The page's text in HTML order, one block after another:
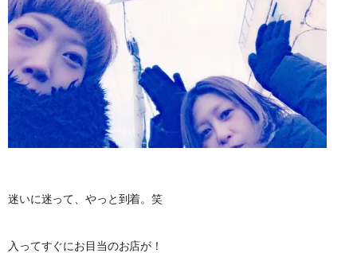
迷いに迷って、やっと到着。笑
入ってすぐにお目当のお店が！